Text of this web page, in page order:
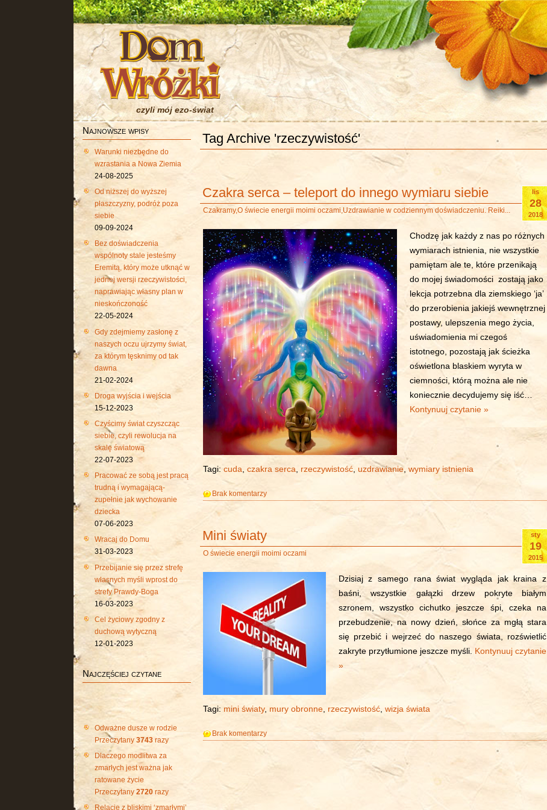
czyli mój ezo-świat
Najnowsze wpisy
Warunki niezbędne do
wzrastania a Nowa Ziemia
24-08-2025
Od niższej do wyższej
płaszczyzny, podróż poza
siebie
09-09-2024
Bez doświadczenia
wspólnoty stale jesteśmy
Eremitą, który może utknąć w
jednej wersji rzeczywistości,
naprawiając własny plan w
nieskończoność
22-05-2024
Gdy zdejmiemy zasłonę z
naszych oczu ujrzymy świat,
za którym tęsknimy od tak
dawna
21-02-2024
Droga wyjścia i wejścia
15-12-2023
Czyścimy świat czyszcząc
siebie, czyli rewolucja na
skalę światową
22-07-2023
Pracować ze sobą jest pracą
trudną i wymagającą-
zupełnie jak wychowanie
dziecka
07-06-2023
Wracaj do Domu
31-03-2023
Przebijanie się przez strefę
własnych myśli wprost do
strefy Prawdy-Boga
16-03-2023
Cel życiowy zgodny z
duchową wytyczną
12-01-2023
Najczęściej czytane
Odważne dusze w rodzie
Przeczytany 3743 razy
Dlaczego modlitwa za
zmarłych jest ważna jak
ratowane życie
Przeczytany 2720 razy
Relacje z bliskimi ‘zmarłymi’
Tag Archive 'rzeczywistość'
lis
28
2018
Czakra serca – teleport do innego wymiaru siebie
Czakramy,O świecie energii moimi oczami,Uzdrawianie w codziennym doświadczeniu. Reiki...
Chodzę jak każdy z nas po różnych
wymiarach istnienia, nie wszystkie
pamiętam ale te, które przenikają
do mojej świadomości zostają jako
lekcja potrzebna dla ziemskiego ‘ja’
do przerobienia jakiejś wewnętrznej
postawy, ulepszenia mego życia,
uświadomienia mi czegoś
istotnego, pozostają jak ścieżka
oświetlona blaskiem wyryta w
ciemności, którą można ale nie
koniecznie decydujemy się iść…
Kontynuuj czytanie »
Tagi: cuda czakra serca rzeczywistość uzdrawianie wymiary istnienia
Brak komentarzy
sty
19
2015
Mini światy
O świecie energii moimi oczami
Dzisiaj z samego rana świat wygląda jak kraina z
baśni, wszystkie gałązki drzew pokryte białym
szronem, wszystko cichutko jeszcze śpi, czeka na
przebudzenie, na nowy dzień, słońce za mgłą stara
się przebić i wejrzeć do naszego świata, rozświetlić
zakryte przytłumione jeszcze myśli. Kontynuuj czytanie
»
Tagi: mini światy, mury obronne rzeczywistość wizja świata
Brak komentarzy